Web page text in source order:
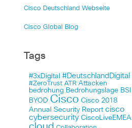
Cisco Deutschland Webseite
Cisco Global Blog
Tags
#3xDigital #DeutschlandDigital
#ZeroTrust ATR Attacken
bedrohung Bedrohungslage BSI
BYOD Cisco Cisco 2018
Annual Security Report cisco
cybersecurity CiscoLiveEMEA